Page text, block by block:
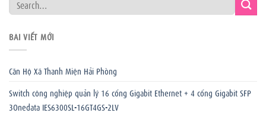
BÀI VIẾT MỚI
Căn Hộ Xã Thanh Miện Hải Phòng
Switch công nghiệp quản lý 16 cổng Gigabit Ethernet + 4 cổng Gigabit SFP
3Onedata IES6300SL-16GT4GS-2LV